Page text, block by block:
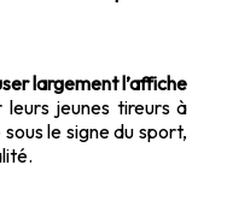
largement l’affiche
leurs jeunes tireurs à
le signe du sport,